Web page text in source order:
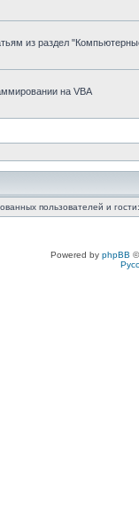
из раздел
на VBA
пользователей и
Powered by phpBB